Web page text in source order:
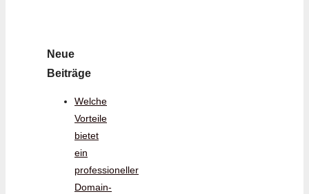
Neue
Beiträge
Welche
Vorteile
bietet
ein
professioneller
Domain-